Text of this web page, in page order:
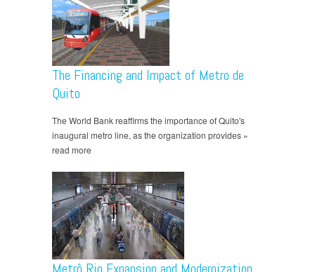
The Financing and Impact of Metro de
Quito
The World Bank reaffirms the importance of Quito's
inaugural metro line, as the organization provides »
read more